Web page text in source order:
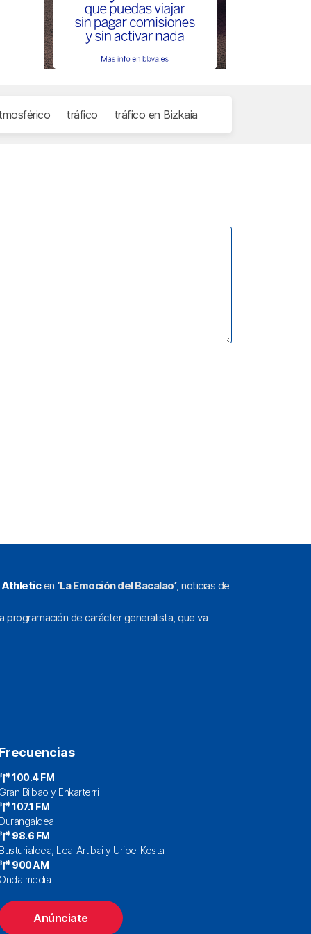
tráfico tráfico en Bizkaia
Athleticen ‘La Emoción del Bacalao’, noticias de
programación de carácter generalista, que va
100.4 FM
Bilbao y Enkarterri
107.1 FM
98.6 FM
Lea-Artibai y Uribe-Kosta
900 AM
media
Anúnciate